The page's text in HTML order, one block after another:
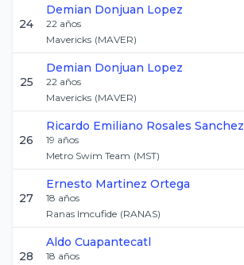
24
Demian Donjuan Lopez
22 años
Mavericks (MAVER)
25
Demian Donjuan Lopez
22 años
Mavericks (MAVER)
26
Ricardo Emiliano Rosales Sanchez
19 años
Metro Swim Team (MST)
27
Ernesto Martinez Ortega
18 años
Ranas Imcufide (RANAS)
28
Aldo Cuapantecatl
18 años